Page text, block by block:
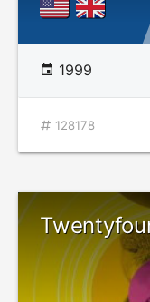
1999
128178